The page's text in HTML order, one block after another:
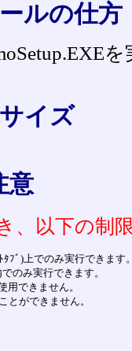
ルの仕方
イズ
意
、以下の制
ﾌﾞ)上でのみ実行できます
のみ実行できます。
用できません。
とができません。